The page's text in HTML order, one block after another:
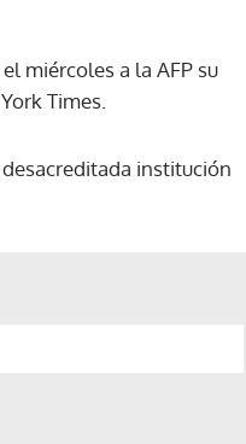
miércoles a la AFP su
Times.
institución